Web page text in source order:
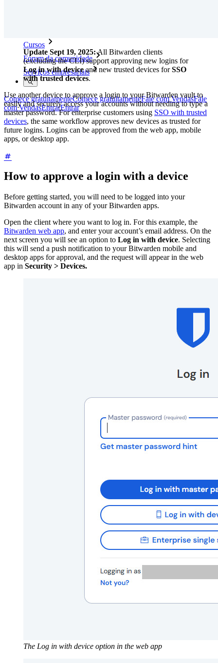
Cursos
Fórum da comunidade
Serviços empresariais
Comece gratuitamenteComece gratuitamenteFale com VendasFale
com VendasEntrarEntrar
Update Sept 19, 2025:All Bitwarden clients
(excluding the CLI) support approving new logins for
Log in with deviceand new trusted devices forSSO
with trusted devices.
Use another device to approve a login to your Bitwarden vault to
easily and securely access your accounts without needing to type a
master password. For enterprise customers using SSO with trusted
devices, the same workflow approves new devices as trusted for
future logins. Logins can be approved from the web app, mobile
apps, or desktop app.
How to approve a login with a device
Before getting started, you will need to be logged into your
Bitwarden account in any of your Bitwarden apps.
Open the client where you want to log in. For this example, the
Bitwarden web app, and enter your account’s email address. On the
next screen you will see an option to Log in with device. Selecting
this will send a push notification to your Bitwarden mobile and
desktop apps for approval, and the request will appear in the web
app in Security > Devices.
The Log in with device option in the web app